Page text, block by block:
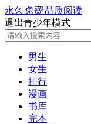
永久 免费品质阅读
退出青少年模式
男生
女生
排行
漫画
书库
完本